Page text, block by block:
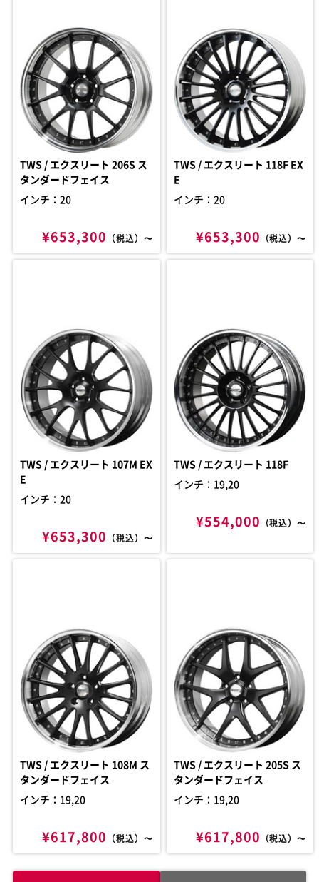
TWS / エクスリート 206S ス
タンダードフェイス
インチ：20
¥653,300 （税込）〜
TWS / エクスリート 118F EX
E
インチ：20
¥653,300 （税込）〜
TWS / エクスリート 107M EX
E
インチ：20
¥653,300 （税込）〜
TWS / エクスリート 118F
インチ：19,20
¥554,000 （税込）〜
TWS / エクスリート 108M ス
タンダードフェイス
インチ：19,20
¥617,800 （税込）〜
TWS / エクスリート 205S ス
タンダードフェイス
インチ：19,20
¥617,800 （税込）〜